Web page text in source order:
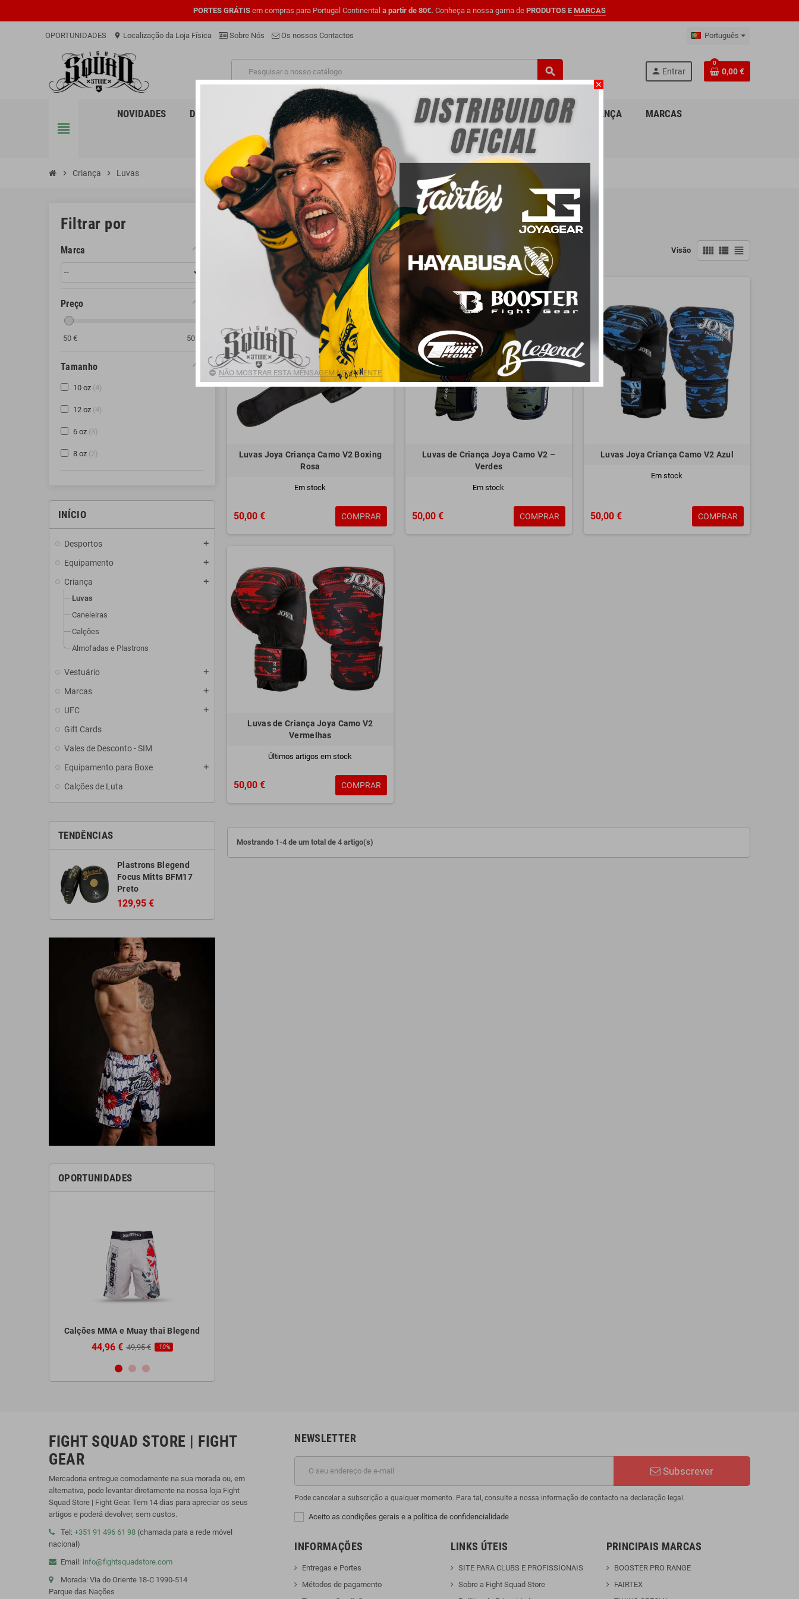
PORTES GRÁTIS em compras para Portugal Continental a partir de 80€. Conheça a nossa gama de PRODUTOS E MARCAS
OPORTUNIDADES location_on Localização da Loja Física Sobre Nós Os nossos Contactos Português
search person Entrar
0
0,00 €
view_headline
NOVIDADES DESPORTOS EQUIPAMENTO CALÇADO UFC OFICIAL
NOVIDADE
VESTUÁRIO
FASHION
PARA CRIANÇA MARCAS
DESCONTOS PARA CLUBS
PROFESSIONALS
chevron_right Criança chevron_right Luvas
Filtrar por
Marca
Preço
50 € 50
Tamanho
10 oz 4
12 oz 4
6 oz 3
8 oz 2
INÍCIO
Desportos add
Equipamento add
Criança add
Luvas
Caneleiras
Calções
Almofadas e Plastrons
Vestuário add
Marcas add
UFC add
Gift Cards
Vales de Desconto - SIM
Equipamento para Boxe
add
Calções de Luta
TENDÊNCIAS
Plastrons Blegend
Focus Mitts BFM17
Preto
129,95 €
OPORTUNIDADES
Calções MMA e Muay thai Blegend
44,96 € 49,95 € -10%
LUVAS
Visão view_comfy view_list view_headline
Existem 4 produtos.
Luvas Joya Criança Camo V2 Boxing
Rosa
Em stock
50,00 € COMPRAR
Luvas de Criança Joya Camo V2 –
Verdes
Em stock
50,00 € COMPRAR
Luvas Joya Criança Camo V2 Azul
Em stock
50,00 € COMPRAR
Luvas de Criança Joya Camo V2
Vermelhas
Últimos artigos em stock
50,00 € COMPRAR
Mostrando 1-4 de um total de 4 artigo(s)
FIGHT SQUAD STORE | FIGHT
GEAR
Mercadoria entregue comodamente na sua morada ou, em
alternativa, pode levantar diretamente na nossa loja Fight
Squad Store | Fight Gear. Tem 14 dias para apreciar os seus
artigos e poderá devolver, sem custos.
Tel: +351 91 496 61 98 (chamada para a rede móvel
nacional)
Email: info@fightsquadstore.com
Morada: Via do Oriente 18-C 1990-514
Parque das Nações
NEWSLETTER
Subscrever
Pode cancelar a subscrição a qualquer momento. Para tal, consulte a nossa informação de contacto na declaração legal.
Aceito as condições gerais e a política de confidencialidade
INFORMAÇÕES
Entregas e Portes
Métodos de pagamento
LINKS ÚTEIS
SITE PARA CLUBS E PROFISSIONAIS
Sobre a Fight Squad Store
PRINCIPAIS MARCAS
BOOSTER PRO RANGE
FAIRTEX
close
NÃO MOSTRAR ESTA MENSAGEM NOVAMENTE